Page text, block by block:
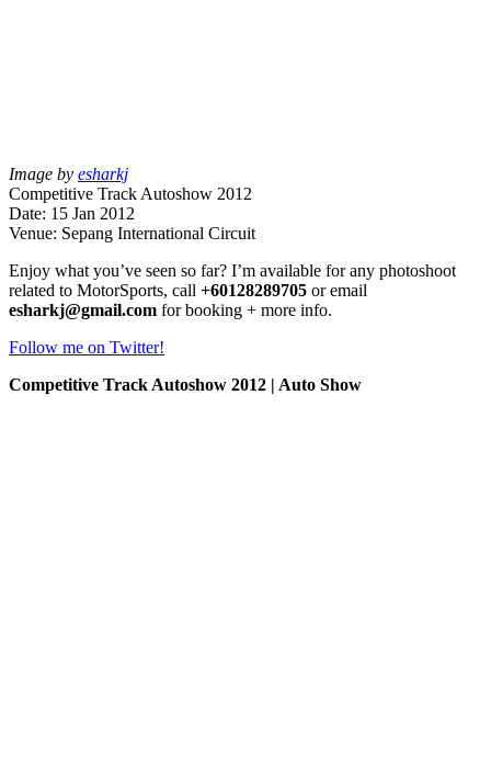
Image by esharkj
Competitive Track Autoshow 2012
Date: 15 Jan 2012
Venue: Sepang International Circuit
Enjoy what you’ve seen so far? I’m available for any photoshoot
related to MotorSports, call +60128289705 or email
esharkj@gmail.com for booking + more info.
Follow me on Twitter!
Competitive Track Autoshow 2012 | Auto Show